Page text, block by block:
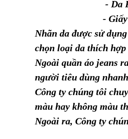
- Da PU
- Giấy
Nhãn da được sử
chọn loại da thích
Ngoài quần áo jeans
người tiêu dùng
Công ty chúng tôi
màu hay không màu
Ngoài ra, Công ty